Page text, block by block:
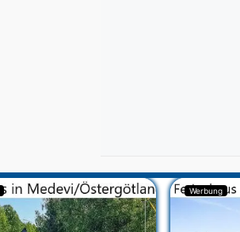
Werbung